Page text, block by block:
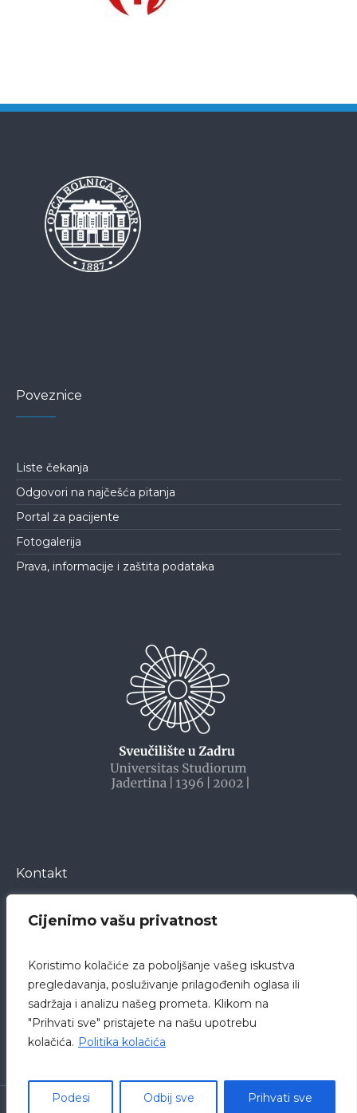
Cijenimo vašu privatnost
Koristimo kolačiće za poboljšanje vašeg iskustva
pregledavanja, posluživanje prilagođenih oglasa ili
sadržaja i analizu našeg prometa. Klikom na
"Prihvati sve" pristajete na našu upotrebu
kolačića. Politika kolačića
Podesi Odbij sve Prihvati sve
Poveznice
Liste čekanja
Odgovori na najčešća pitanja
Portal za pacijente
Fotogalerija
Prava, informacije i zaštita podataka
Kontakt
Hrvatska
pisarnica@bolnica-zadar.hr
+385 23 505 505
Opća bolnica Zadar © 2019 / Politika privatnosti